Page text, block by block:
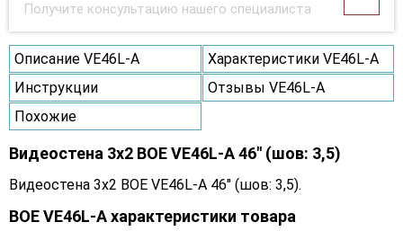
Получите консультацию нашего специалиста
Описание VE46L-A
Характеристики VE46L-A
Инструкции
Отзывы VE46L-A
Похожие
Видеостена 3x2 BOE VE46L-A 46" (шов: 3,5)
Видеостена 3x2 BOE VE46L-A 46" (шов: 3,5).
BOE VE46L-A характеристики товара